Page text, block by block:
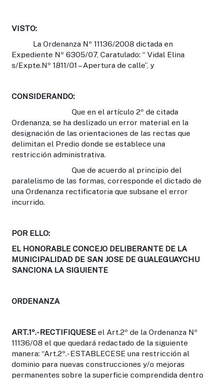
VISTO:
La Ordenanza Nº 11136/2008 dictada en
Expediente Nº 6305/07, Caratulado: “ Vidal Elina
s/Expte.Nº 1811/01 – Apertura de calle”, y
CONSIDERANDO:
Que en el artículo 2º de citada
Ordenanza, se ha deslizado un error material en la
designación de las orientaciones de las rectas que
delimitan el Predio donde se establece una
restricción administrativa.
Que de acuerdo al principio del
paralelismo de las formas, corresponde el dictado de
una Ordenanza rectificatoria que subsane el error
incurrido.
POR ELLO:
EL HONORABLE CONCEJO DELIBERANTE DE LA
MUNICIPALIDAD DE SAN JOSE DE GUALEGUAYCHU
SANCIONA LA SIGUIENTE
ORDENANZA
ART.1º.-RECTIFIQUESE el Art.2º de la Ordenanza Nº
11136/08 el que quedará redactado de la siguiente
manera: “Art.2º.- ESTABLECESE una restricción al
dominio para nuevas construcciones y/o mejoras
permanentes sobre la superficie comprendida dentro